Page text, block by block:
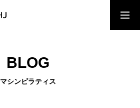
BLOG
マシンピラティス